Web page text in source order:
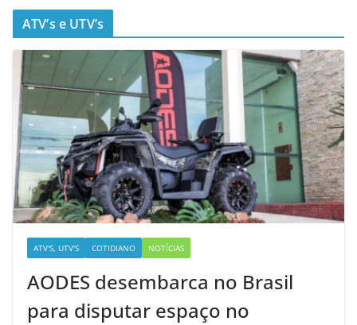
ATV’s e UTV’s
ATV'S, UTV'S COTIDIANO NOTÍCIAS
AODES desembarca no Brasil
para disputar espaço no